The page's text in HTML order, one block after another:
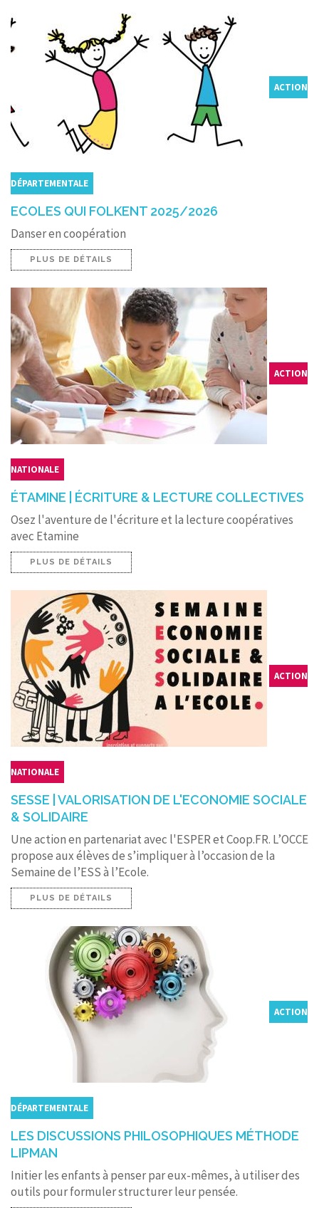
ACTION
DÉPARTEMENTALE
ECOLES QUI FOLKENT 2025/2026
Danser en coopération
PLUS DE DÉTAILS
ACTION
NATIONALE
ÉTAMINE | ÉCRITURE & LECTURE COLLECTIVES
Osez l'aventure de l'écriture et la lecture coopératives
avec Etamine
PLUS DE DÉTAILS
ACTION
NATIONALE
SESSE | VALORISATION DE L'ECONOMIE SOCIALE
& SOLIDAIRE
Une action en partenariat avec l'ESPER et Coop.FR. L’OCCE
propose aux élèves de s’impliquer à l’occasion de la
Semaine de l’ESS à l’Ecole.
PLUS DE DÉTAILS
ACTION
DÉPARTEMENTALE
LES DISCUSSIONS PHILOSOPHIQUES MÉTHODE
LIPMAN
Initier les enfants à penser par eux-mêmes, à utiliser des
outils pour formuler structurer leur pensée.